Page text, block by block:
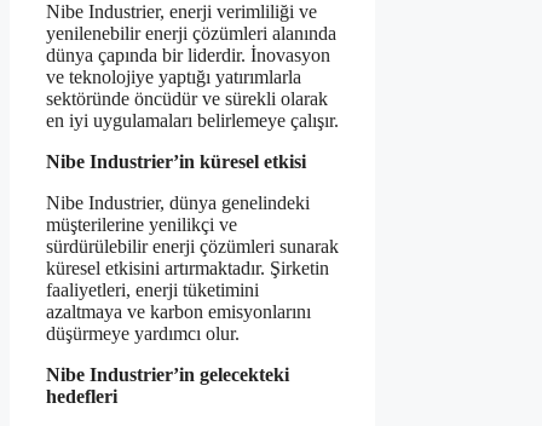
Nibe Industrier, enerji verimliliği ve
yenilenebilir enerji çözümleri alanında
dünya çapında bir liderdir. İnovasyon
ve teknolojiye yaptığı yatırımlarla
sektöründe öncüdür ve sürekli olarak
en iyi uygulamaları belirlemeye çalışır.
Nibe Industrier’in küresel etkisi
Nibe Industrier, dünya genelindeki
müşterilerine yenilikçi ve
sürdürülebilir enerji çözümleri sunarak
küresel etkisini artırmaktadır. Şirketin
faaliyetleri, enerji tüketimini
azaltmaya ve karbon emisyonlarını
düşürmeye yardımcı olur.
Nibe Industrier’in gelecekteki
hedefleri